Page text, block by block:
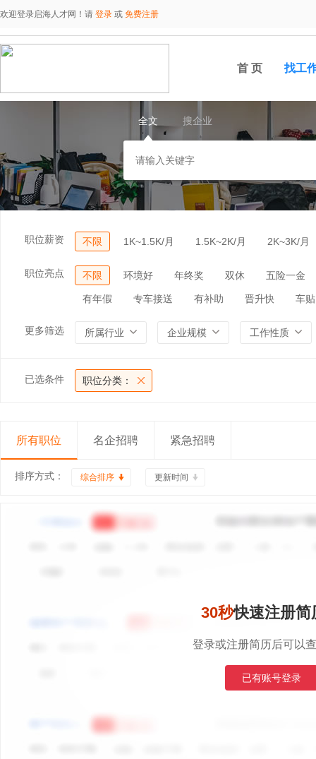
欢迎登录启海人才网！请 登录 或 免费注册
首 页 找工
全文 搜企业
职位薪资 不限 1K~1.5K/月 1.5K~2K/月 2K~3K/月
职位亮点 不限 环境好 年终奖 双休 五险一金
有年假 专车接送 有补助 晋升快 车贴
更多筛选 所属行业 企业规模 工作性质
已选条件 职位分类：
所有职位 名企招聘 紧急招聘
排序方式： 综合排序 更新时间
30秒快速注册简
登录或注册简历后可以
已有账号登录